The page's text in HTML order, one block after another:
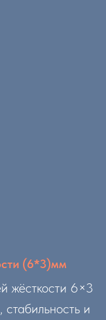
(6*3)мм
жёсткости 6×3
стабильность и